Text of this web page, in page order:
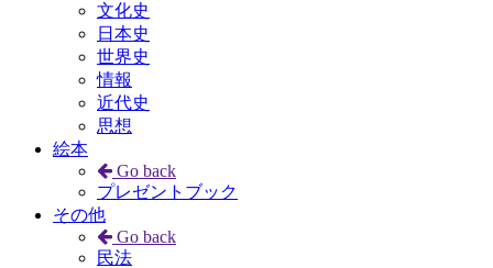
文化史
日本史
世界史
情報
近代史
思想
絵本
Go back
プレゼントブック
その他
Go back
民法